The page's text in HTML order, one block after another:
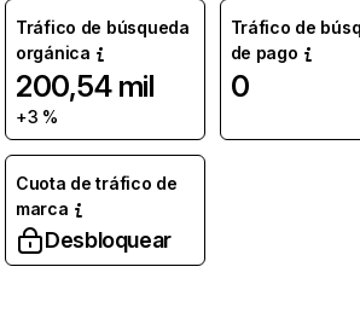
Tráfico de búsqueda
orgánica
200,54 mil
+3 %
Tráfico de
de pago
0
Cuota de tráfico de
marca
Desbloquear